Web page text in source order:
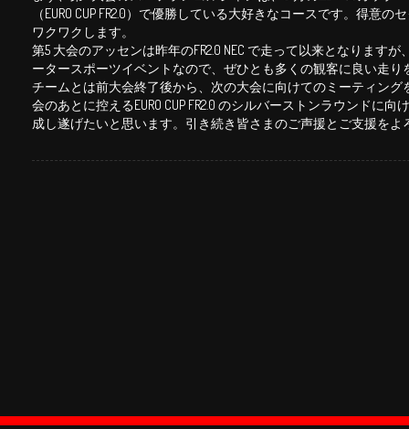
（EURO CUP FR2.0）で優勝している大好きなコースです。得意
ワクワクします。
第5 大会のアッセンは昨年のFR2.0 NEC で⾛って以来となります
ータースポーツイベントなので、ぜひとも多くの観客に良い⾛
チームとは前大会終了後から、次の大会に向けてのミーティング
会のあとに控えるEURO CUP FR2.0 のシルバーストンラウンドに
成し遂げたいと思います。引き続き皆さまのご声援とご⽀援をよ